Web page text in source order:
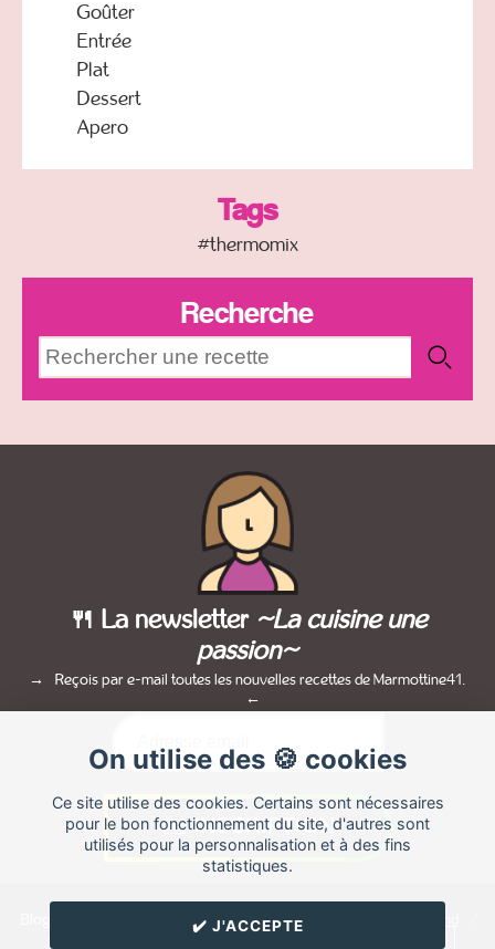
Goûter
Entrée
Plat
Dessert
Apero
Tags
#thermomix
Recherche
On utilise des 🍪 cookies
Ce site utilise des cookies. Certains sont nécessaires
pour le bon fonctionnement du site, d'autres sont
utilisés pour la personnalisation et à des fins
statistiques.
✔️ J'ACCEPTE
🍴 La newsletter ~La cuisine une
passion~
Reçois par e-mail toutes les nouvelles recettes de Marmottine41.
Blog de recettes de cuisine de Marmottine41